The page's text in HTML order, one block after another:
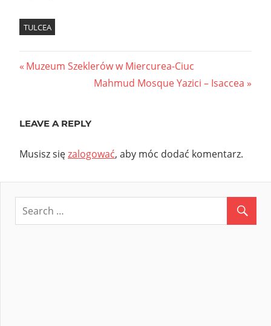
TULCEA
Nawigacja
Previous
Muzeum Szeklerów w Miercurea-Ciuc
Next
Mahmud Mosque Yazici – Isaccea
LEAVE A REPLY
Musisz sięzalogować, aby móc dodać komentarz.